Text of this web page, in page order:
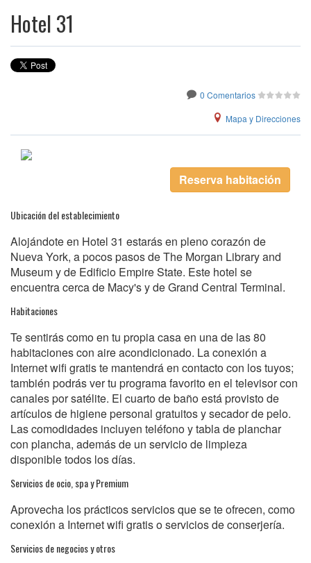
Hotel 31
0 Comentarios
Mapa y Direcciones
Reserva habitación
Ubicación del establecimiento
Alojándote en Hotel 31 estarás en pleno corazón de
Nueva York, a pocos pasos de The Morgan Library and
Museum y de Edificio Empire State. Este hotel se
encuentra cerca de Macy's y de Grand Central Terminal.
Habitaciones
Te sentirás como en tu propia casa en una de las 80
habitaciones con aire acondicionado. La conexión a
Internet wifi gratis te mantendrá en contacto con los tuyos;
también podrás ver tu programa favorito en el televisor con
canales por satélite. El cuarto de baño está provisto de
artículos de higiene personal gratuitos y secador de pelo.
Las comodidades incluyen teléfono y tabla de planchar
con plancha, además de un servicio de limpieza
disponible todos los días.
Servicios de ocio, spa y Premium
Aprovecha los prácticos servicios que se te ofrecen, como
conexión a Internet wifi gratis o servicios de conserjería.
Servicios de negocios y otros